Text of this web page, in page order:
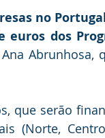
no
dos
Abrunhosa,
que serão
(Norte,